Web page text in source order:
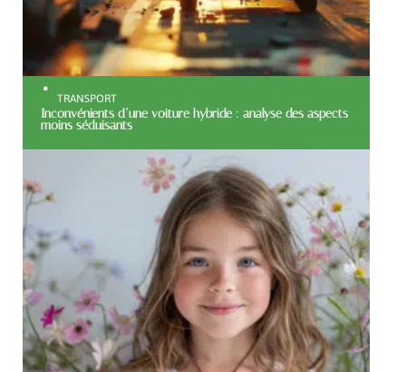
TRANSPORT
Inconvénients d’une voiture hybride : analyse des aspects
moins séduisants